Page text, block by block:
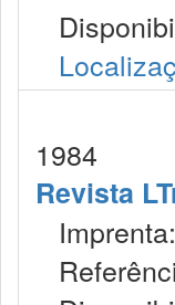
1984
Revista